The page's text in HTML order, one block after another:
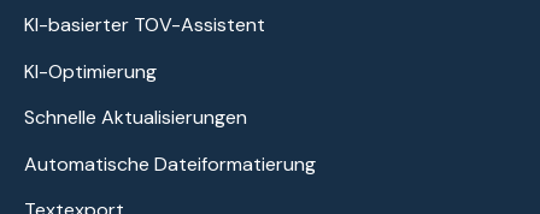
KI-basierter TOV-Assistent
KI-Optimierung
Schnelle Aktualisierungen
Automatische Dateiformatierung